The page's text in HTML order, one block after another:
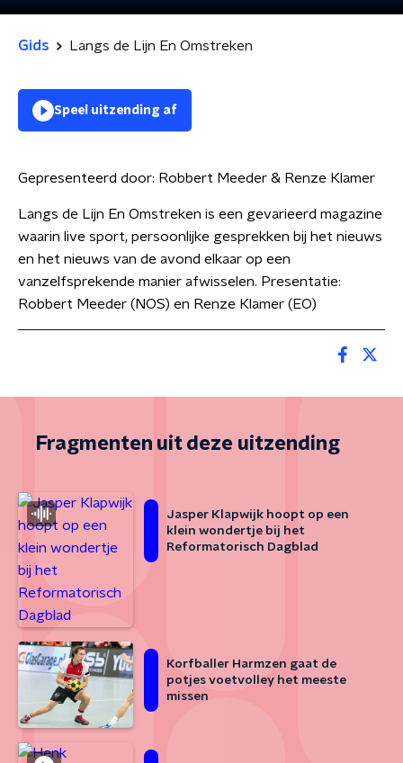
Gids Langs de Lijn En Omstreken
Speel uitzending af
Gepresenteerd door: Robbert Meeder & Renze Klamer
Langs de Lijn En Omstreken is een gevarieerd magazine
waarin live sport, persoonlijke gesprekken bij het nieuws
en het nieuws van de avond elkaar op een
vanzelfsprekende manier afwisselen. Presentatie:
Robbert Meeder (NOS) en Renze Klamer (EO)
Fragmenten uit deze uitzending
Jasper Klapwijk hoopt op een
klein wondertje bij het
Reformatorisch Dagblad
Korfballer Harmzen gaat de
potjes voetvolley het meeste
missen